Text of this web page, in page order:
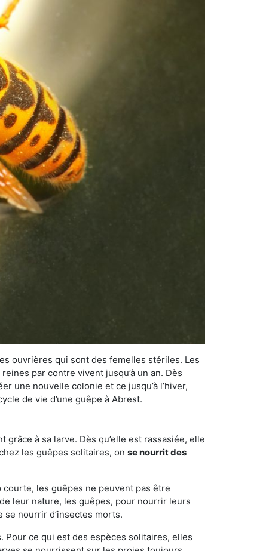
ouvrières qui sont des femelles stériles. Les
par contre vivent jusqu’à un an. Dès
une nouvelle colonie et ce jusqu’à l’hiver,
de vie d’une guêpe à Abrest.
à sa larve. Dès qu’elle est rassasiée, elle
les guêpes solitaires, on se nourrit des
les guêpes ne peuvent pas être
leur nature, les guêpes, pour nourrir leurs
se nourrir d’insectes morts.
ce qui est des espèces solitaires, elles